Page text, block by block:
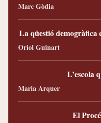
Marc Gòdia
La qüestió demogràfica
Oriol Guinart
L’escola
Maria Arquer
El